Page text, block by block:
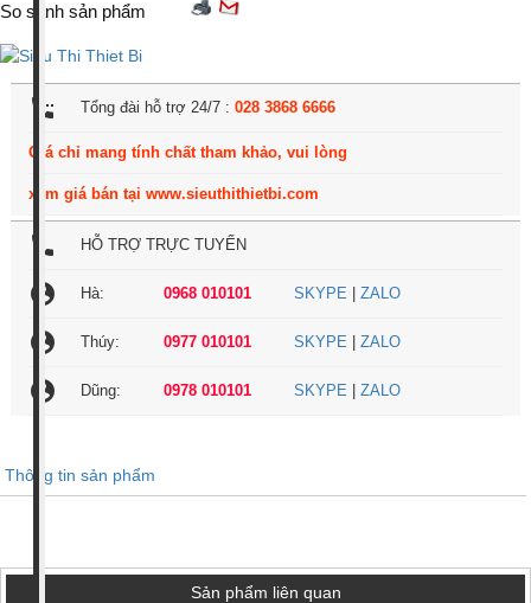
So sánh sản phẩm
settings_phone Tổng đài hỗ trợ 24/7 : 028 3868 6666
Giá chỉ mang tính chất tham khảo, vui lòng
xem giá bán tại www.sieuthithietbi.com
local_phone HỖ TRỢ TRỰC TUYẾN
account_circle Hà: 0968 010101 SKYPE ZALO
account_circle Thúy: 0977 010101 SKYPE ZALO
account_circle Dũng: 0978 010101 SKYPE ZALO
Thông tin sản phẩm
Sản phẩm liên quan